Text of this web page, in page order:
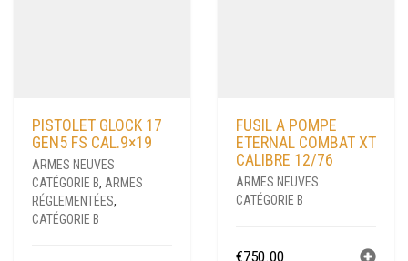
PISTOLET GLOCK 17
GEN5 FS CAL.9×19
ARMES NEUVES
CATÉGORIE B, ARMES
RÉGLEMENTÉES,
CATÉGORIE B
FUSIL A POMPE
ETERNAL COMBAT XT
CALIBRE 12/76
ARMES NEUVES
CATÉGORIE B
€750.00